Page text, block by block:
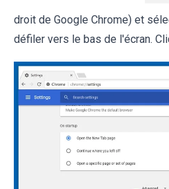
droit de Google Chrome) et
défiler vers le bas de l'écran.